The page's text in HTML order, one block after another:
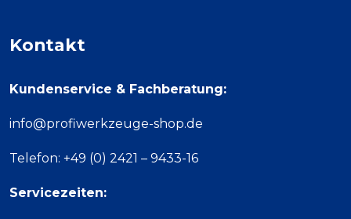
Kontakt
Kundenservice & Fachberatung:
info@profiwerkzeuge-shop.de
Telefon: +49 (0) 2421 – 9433-16
Servicezeiten: